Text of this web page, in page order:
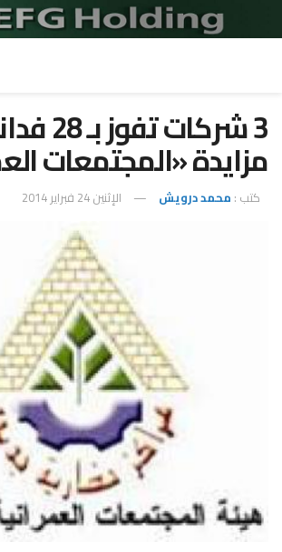
3 شركات
مزايدة «المجتمعات
كتب : محمد درويش الإثنين 24 فبراير 2014